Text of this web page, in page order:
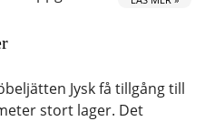
Jysk få tillgång till
stort lager. Det